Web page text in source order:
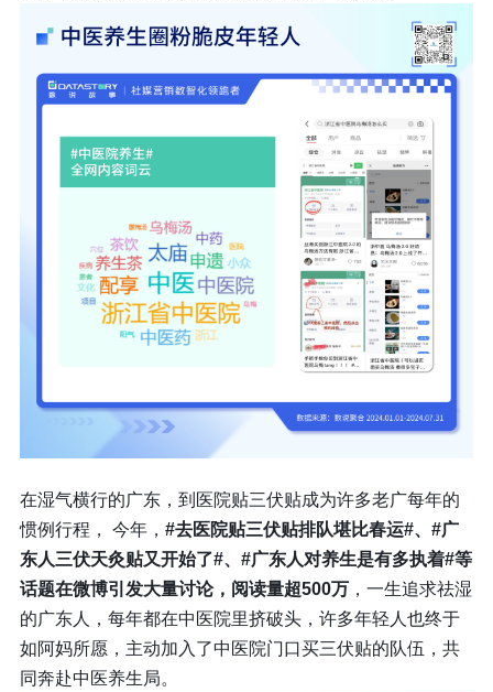
在湿气横行的广东，到医院贴三伏贴成为许多老广每年的
惯例行程， 今年， #去医院贴三伏贴排队堪比春运#、#广
东人三伏天灸贴又开始了#、#广东人对养生是有多执着#等
话题在微博引发大量讨论，阅读量超500万，一生追求祛湿
的广东人，每年都在中医院里挤破头，许多年轻人也终于
如阿妈所愿，主动加入了中医院门口买三伏贴的队伍，共
同奔赴中医养生局。